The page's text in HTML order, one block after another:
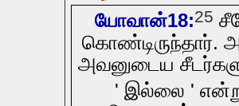
யோவான்18:25
கொண்டிருந்தார்.
அவனுடைய
' இல்லை '